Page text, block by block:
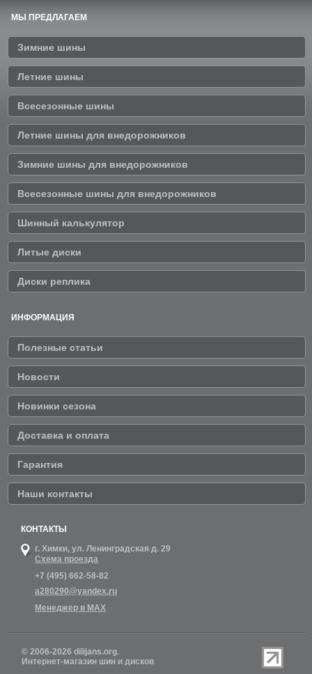
МЫ ПРЕДЛАГАЕМ
Зимние шины
Летние шины
Всесезонные шины
Летние шины для внедорожников
Зимние шины для внедорожников
Всесезонные шины для внедорожников
Шинный калькулятор
Литые диски
Диски реплика
ИНФОРМАЦИЯ
Полезные статьи
Новости
Новинки сезона
Доставка и оплата
Гарантия
Наши контакты
КОНТАКТЫ
г. Химки, ул. Ленинградская д. 29
Схема проезда
+7 (495) 662-58-82
a280290@yandex.ru
Менеджер в MAX
© 2006-2026 dilijans.org.
Интернет-магазин шин и дисков